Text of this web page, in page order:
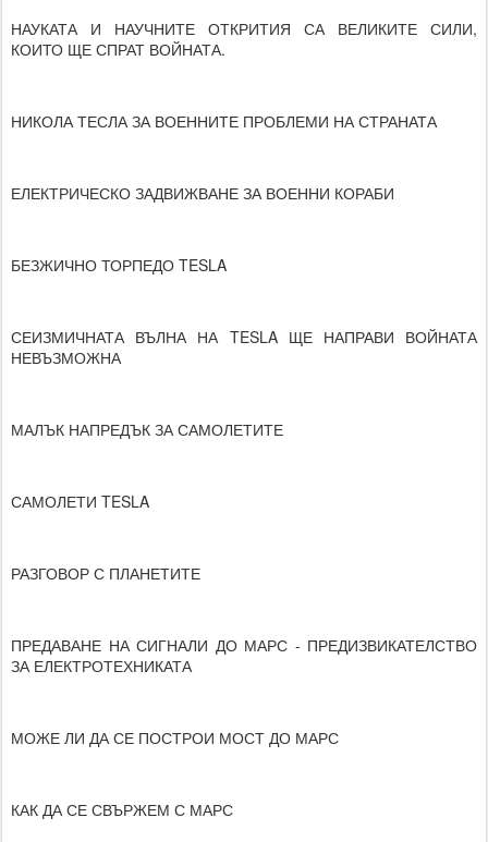
НАУКАТА И НАУЧНИТЕ ОТКРИТИЯ СА ВЕЛИКИТЕ СИЛИ,
КОИТО ЩЕ СПРАТ ВОЙНАТА.
НИКОЛА ТЕСЛА ЗА ВОЕННИТЕ ПРОБЛЕМИ НА СТРАНАТА
ЕЛЕКТРИЧЕСКО ЗАДВИЖВАНЕ ЗА ВОЕННИ КОРАБИ
БЕЗЖИЧНО ТОРПЕДО TESLA
СЕИЗМИЧНАТА ВЪЛНА НА TESLA ЩЕ НАПРАВИ ВОЙНАТА
НЕВЪЗМОЖНА
МАЛЪК НАПРЕДЪК ЗА САМОЛЕТИТЕ
САМОЛЕТИ TESLA
РАЗГОВОР С ПЛАНЕТИТЕ
ПРЕДАВАНЕ НА СИГНАЛИ ДО МАРС - ПРЕДИЗВИКАТЕЛСТВО
ЗА ЕЛЕКТРОТЕХНИКАТА
МОЖЕ ЛИ ДА СЕ ПОСТРОИ МОСТ ДО МАРС
КАК ДА СЕ СВЪРЖЕМ С МАРС